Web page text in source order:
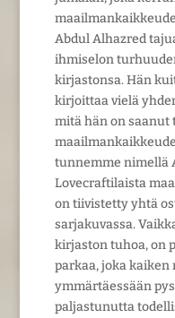
Abdul Alhazred
ihmiselon
kirjastonsa. Hän
kirjoittaa vielä
mitä hän on saanut
tunnemme nimellä
Lovecraftilaista
on tiivistetty yhtä
sarjakuvassa.
kirjaston tuhoa, on
parkaa, joka
ymmärtäessään
paljastunutta